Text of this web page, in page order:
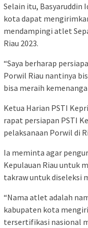
Selain itu, Basyaruddin
kota dapat
mendampingi atlet
Riau 2023.
“Saya berharap
Porwil Riau nantinya
bisa meraih
Ketua Harian PSTI
rapat persiapan PSTI
pelaksanaan Porwil di
Ia meminta agar
Kepulauan Riau untuk
takraw untuk diseleksi
“Nama atlet adalah
kabupaten kota
tersertifikasi nasional